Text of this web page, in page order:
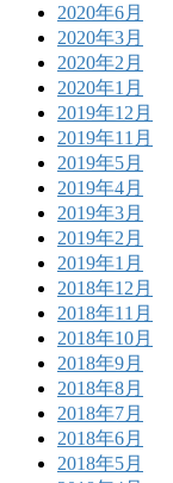
2020年6月
2020年3月
2020年2月
2020年1月
2019年12月
2019年11月
2019年5月
2019年4月
2019年3月
2019年2月
2019年1月
2018年12月
2018年11月
2018年10月
2018年9月
2018年8月
2018年7月
2018年6月
2018年5月